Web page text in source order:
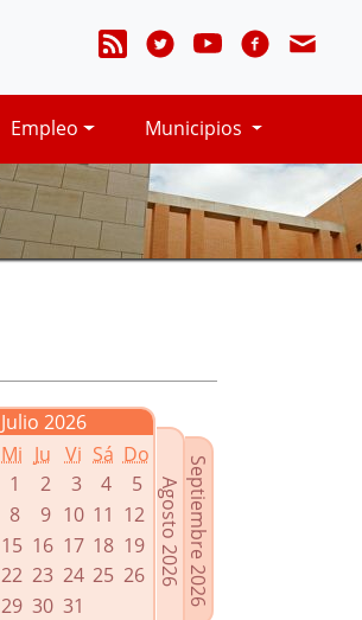
Empleo Municipios
Julio 2026
Mi Ju Vi Sá Do
1
2 3 4
5
8 9 10 11 12
15 16 17 18 19
22 23 24 25 26
29 30 31 Septiembre 2026
Agosto 2026